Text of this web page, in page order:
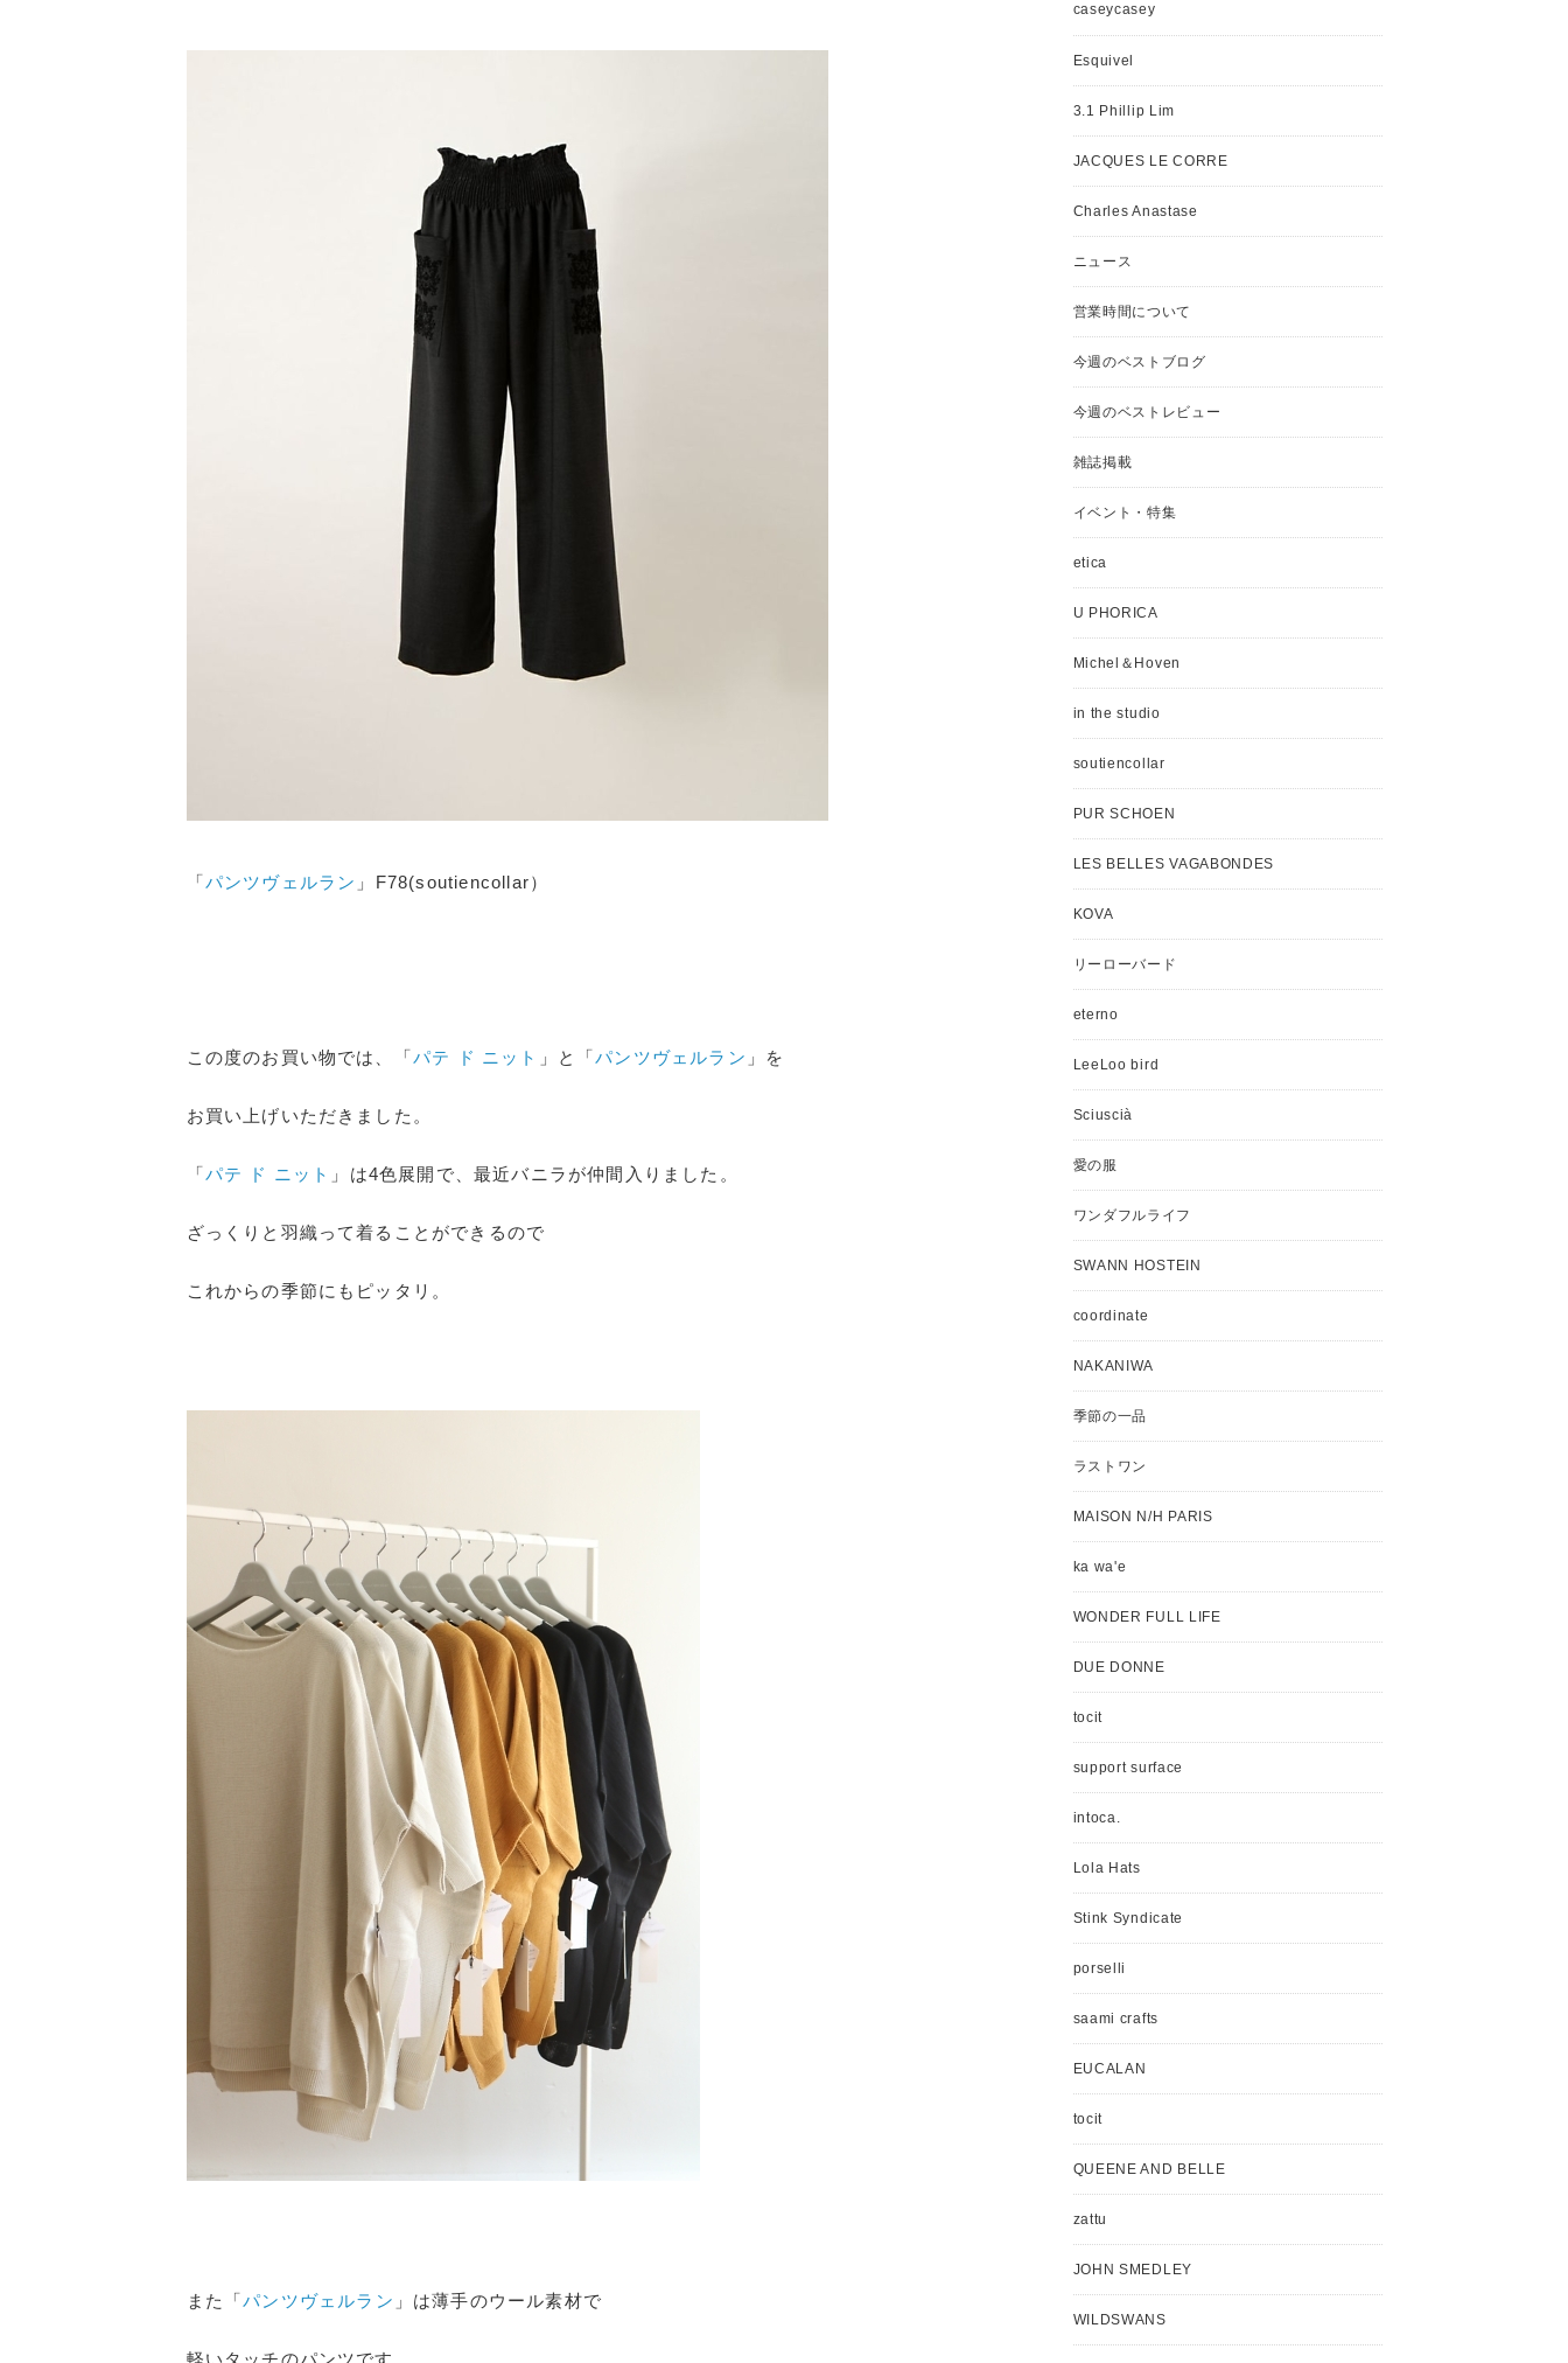
「パンツヴェルラン 」F78(soutiencollar）
この度のお買い物では、 「パテ ド ニット 」と「パンツヴェルラン 」を
お買い上げいただきました。
「パテ ド ニット 」は4色展開で、最近バニラが仲間入りました。
ざっくりと羽織って着ることができるので
これからの季節にもピッタリ。
また 「パンツヴェルラン 」は薄手のウール素材で
軽いタッチのパンツです。
caseycasey
Esquivel
3.1 Phillip Lim
JACQUES LE CORRE
Charles Anastase
ニュース
営業時間について
今週のベストブログ
今週のベストレビュー
雑誌掲載
イベント・特集
etica
U PHORICA
Michel＆Hoven
in the studio
soutiencollar
PUR SCHOEN
LES BELLES VAGABONDES
KOVA
リーローバード
eterno
LeeLoo bird
Sciuscià
愛の服
ワンダフルライフ
SWANN HOSTEIN
coordinate
NAKANIWA
季節の一品
ラストワン
MAISON N/H PARIS
ka wa'e
WONDER FULL LIFE
DUE DONNE
tocit
support surface
intoca.
Lola Hats
Stink Syndicate
porselli
saami crafts
EUCALAN
tocit
QUEENE AND BELLE
zattu
JOHN SMEDLEY
WILDSWANS